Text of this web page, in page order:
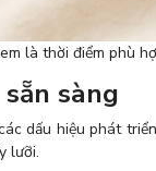
là thời điểm phù
sàng
dấu hiệu phát
lưỡi.